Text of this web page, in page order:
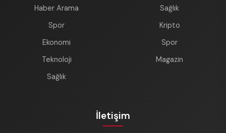
Haber Arama
Spor
Ekonomi
Teknoloji
Sağlık
Sağlık
Kripto
Spor
Magazin
İletişim